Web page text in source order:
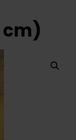
cm)